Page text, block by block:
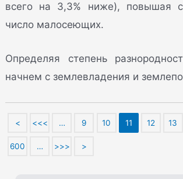
всего на 3,3% ниже), повышая
число малосеющих.
Определяя степень
начнем с землевладения и
< <<< … 9 10 11 12 13
600 … >>> >